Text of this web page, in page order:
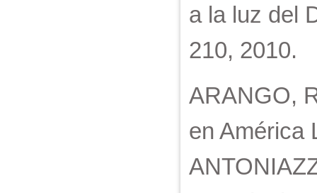
a la luz del
210, 2010.
ARANGO,
en América